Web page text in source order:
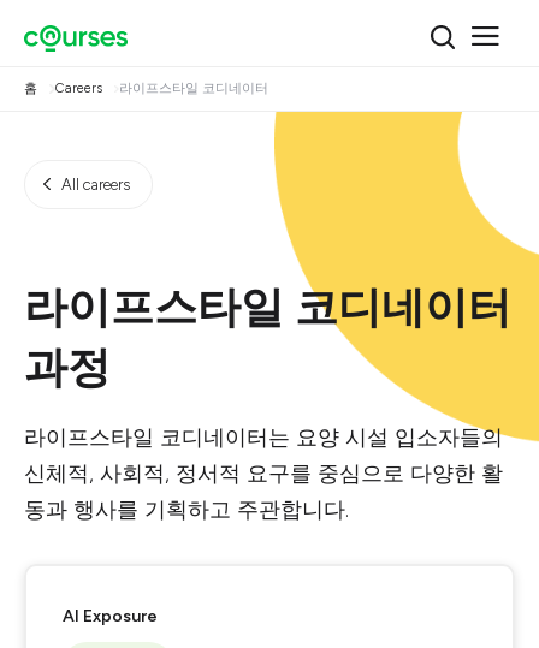
홈 Careers 라이프스타일 코디네이터
All careers
라이프스타일 코디네이터
과정
라이프스타일 코디네이터는 요양 시설 입소자들의
신체적, 사회적, 정서적 요구를 중심으로 다양한 활
동과 행사를 기획하고 주관합니다.
AI Exposure